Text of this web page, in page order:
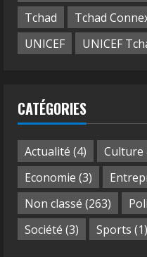
Tchad
Tchad
UNICEF
UNICEF
CATÉGORIES
Actualité (4) Culture
Economie (3)
Non classé (263)
Société (3) Sports (1)